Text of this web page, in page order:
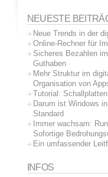
NEUESTE
Neue Trends in der
Online-Rechner für
Sicheres Bezahlen
Guthaben
Mehr Struktur im
Organisation von
Tutorial:
Darum ist Windows
Standard
Immer wachsam:
Sofortige
Ein umfassender
INFOS